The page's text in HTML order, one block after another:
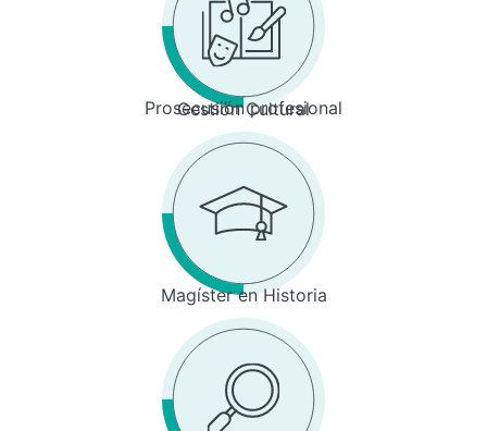
Prosecusión profesional
Gestión Cultural
Magíster en Historia